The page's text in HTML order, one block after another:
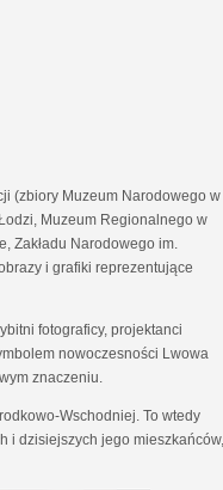
(zbiory Muzeum Narodowego w
Muzeum Regionalnego w
Zakładu Narodowego im.
i grafiki reprezentujące
fotograficy, projektanci
nowoczesności Lwowa
znaczeniu.
Wschodniej. To wtedy
i dzisiejszych jego mieszkańców,